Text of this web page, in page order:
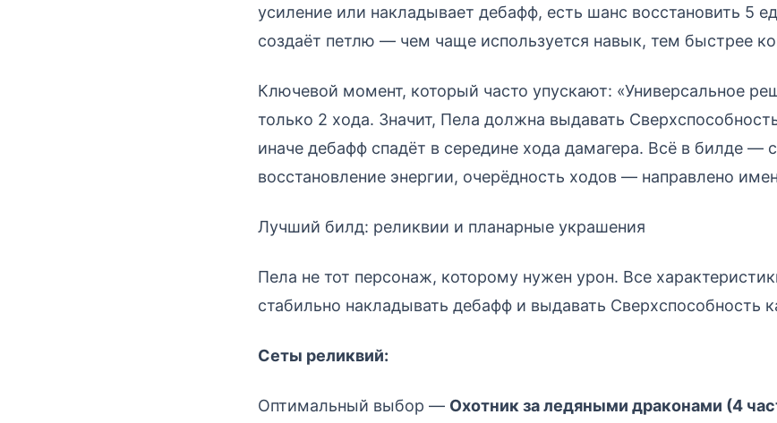
усиление или накладывает дебафф, есть шанс восстановить 5
создаёт петлю — чем чаще используется навык, тем быстрее
Ключевой момент, который часто упускают: «Универсальное
только 2 хода. Значит, Пела должна выдавать
иначе дебафф спадёт в середине хода дамагера. Всё в билде —
восстановление энергии, очерёдность ходов — направлено
Лучший билд: реликвии и планарные украшения
Пела не тот персонаж, которому нужен урон. Все
стабильно накладывать дебафф и выдавать Сверхспособность
Сеты реликвий:
Оптимальный выбор — Охотник за ледяными драконами (4